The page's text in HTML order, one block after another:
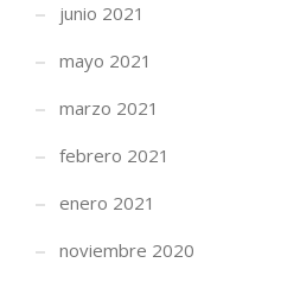
junio 2021
mayo 2021
marzo 2021
febrero 2021
enero 2021
noviembre 2020